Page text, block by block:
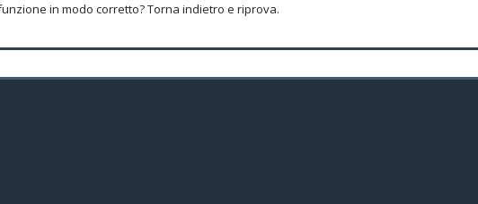
in modo corretto? Torna indietro e riprova.